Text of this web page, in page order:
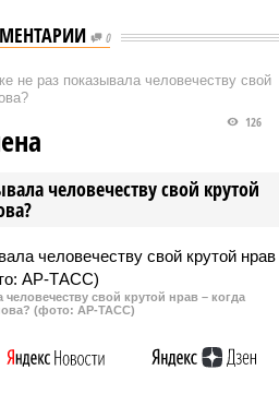
0
не раз показывала человечеству свой
человечеству свой крутой
126
свой крутой нрав – когда
(фото: АР-ТАСС)